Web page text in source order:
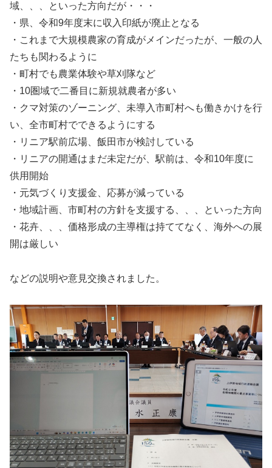
域、、、といった方向だが・・・
・県、令和9年度末に収入印紙が廃止となる
・これまで大規模農家の育成がメインだったが、一般の人
たちも関わるように
・町村でも農業体験や草刈隊など
・10圏域で二番目に新規就農者が多い
・クマ対策のゾーニング、未導入市町村へも働きかけを行
い、全市町村でできるようにする
・リニア駅前広場、飯田市が検討している
・リニアの開通はまだ未定だが、駅前は、令和10年度に
供用開始
・元気づくり支援金、応募が減っている
・地域計画、市町村の方針を支援する、、、といった方向
・花卉、、、価格形成の主導権は持ててなく、海外への展
開は厳しい
などの説明や意見交換されました。